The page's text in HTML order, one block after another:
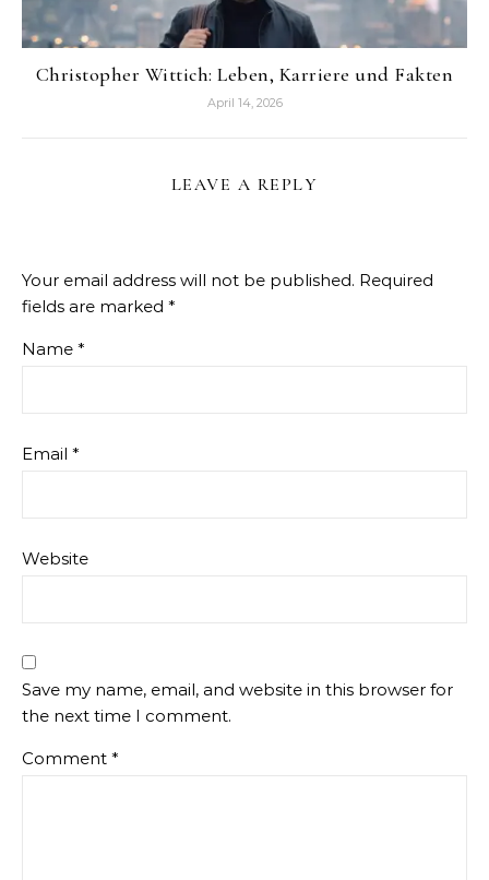
Christopher Wittich: Leben, Karriere und Fakten
April 14, 2026
LEAVE A REPLY
Your email address will not be published. Required
fields are marked *
Name *
Email *
Website
Save my name, email, and website in this browser for
the next time I comment.
Comment *